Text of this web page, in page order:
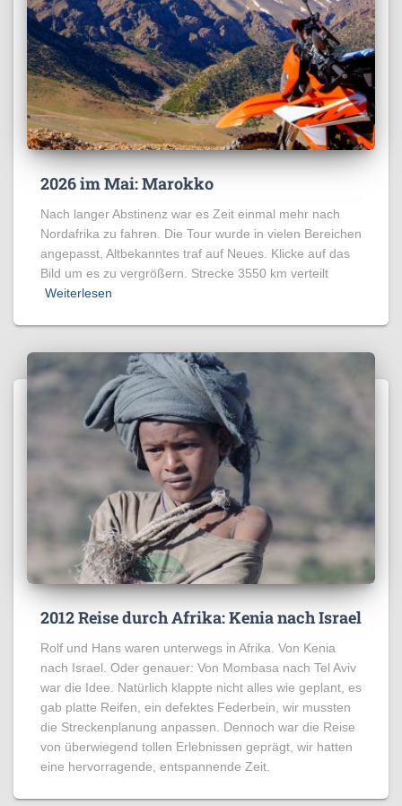
2026 im Mai: Marokko
Nach langer Abstinenz war es Zeit einmal mehr nach
Nordafrika zu fahren. Die Tour wurde in vielen Bereichen
angepasst, Altbekanntes traf auf Neues. Klicke auf das
Bild um es zu vergrößern. Strecke 3550 km verteilt
Weiterlesen
2012 Reise durch Afrika: Kenia nach Israel
Rolf und Hans waren unterwegs in Afrika. Von Kenia
nach Israel. Oder genauer: Von Mombasa nach Tel Aviv
war die Idee. Natürlich klappte nicht alles wie geplant, es
gab platte Reifen, ein defektes Federbein, wir mussten
die Streckenplanung anpassen. Dennoch war die Reise
von überwiegend tollen Erlebnissen geprägt, wir hatten
eine hervorragende, entspannende Zeit.